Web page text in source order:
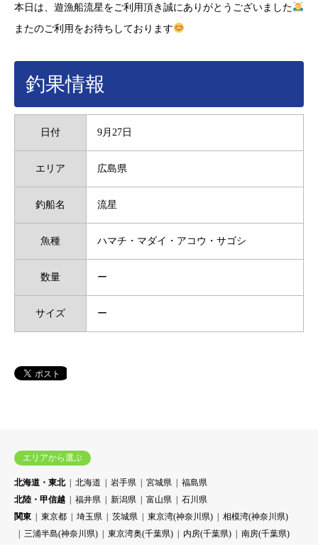
本日は、遊漁船流星をご利用頂き誠にありがとうございました
またのご利用をお待ちしております
釣果情報
日付 9月27日
エリア 広島県
釣船名 流星
魚種 ハマチ・マダイ・アコウ・サゴシ
数量 ー
サイズ ー
エリアから選ぶ
北海道・東北 北海道 岩手県 宮城県
福島県
北陸・甲信越
福井県 新潟県 富山県
石川県
関東
東京都 埼玉県 茨城県 東京湾(神奈川県)
相模湾(神奈川県)
三浦半島(神奈川県)
東京湾奥(千葉県) 内房(千葉県)
南房(千葉県)